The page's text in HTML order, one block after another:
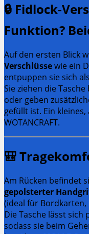
🔒 Fidlock-
Funktion?
Auf den ersten Blick
Verschlüssewie ein
entpuppen sie sich
Sie ziehen die
oder geben
gefüllt ist. Ein
WOTANCRAFT.
🎒
Am Rücken befindet
gepolsterter
(ideal für
Die Tasche lässt sich
sodass sie beim